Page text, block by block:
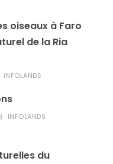
oiseaux à Faro
de la Ria
INFOLANDS
INFOLANDS
du